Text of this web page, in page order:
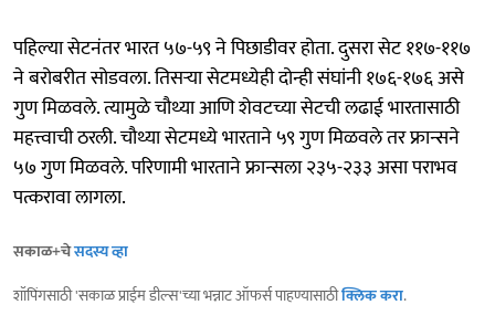
पहिल्या सेटनंतर भारत ५७-५९ ने पिछाडीवर होता. दुसरा सेट ११७-११७
ने बरोबरीत सोडवला. तिसऱ्या सेटमध्येही दोन्ही संघांनी १७६-१७६ असे
गुण मिळवले. त्यामुळे चौथ्या आणि शेवटच्या सेटची लढाई भारतासाठी
महत्त्वाची ठरली. चौथ्या सेटमध्ये भारताने ५९ गुण मिळवले तर फ्रान्सने
५७ गुण मिळवले. परिणामी भारताने फ्रान्सला २३५-२३३ असा पराभव
पत्करावा लागला.
सकाळ+चेसदस्य व्हा
शॉपिंगसाठी 'सकाळ प्राईम डील्स'च्या भन्नाट ऑफर्स पाहण्यासाठीक्लिक करा.